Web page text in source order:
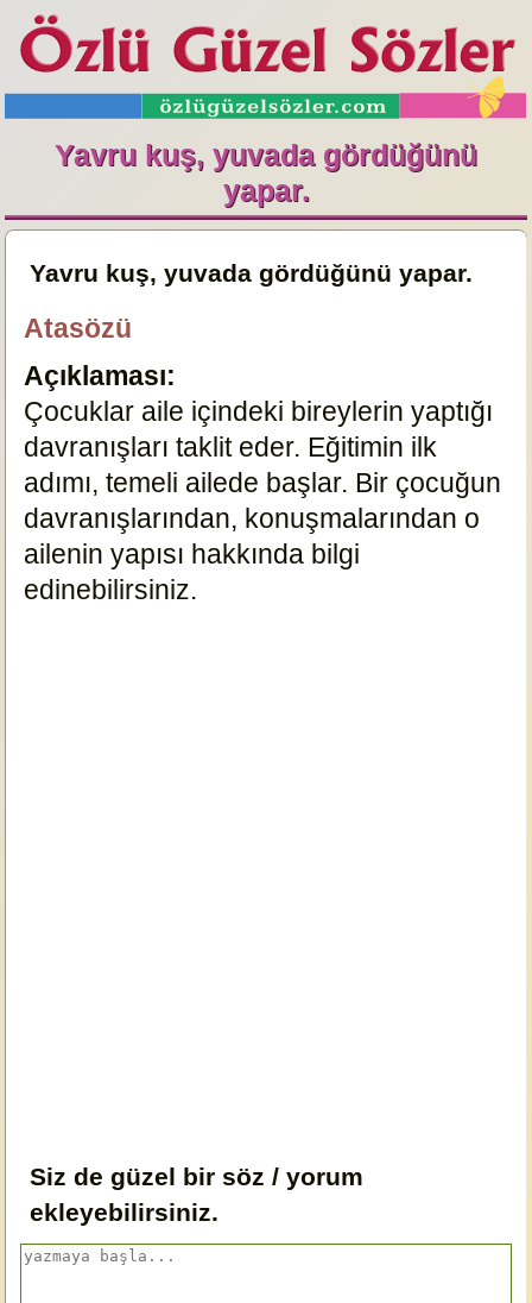
Yavru kuş, yuvada gördüğünü
yapar.
Yavru kuş, yuvada gördüğünü yapar.
Atasözü
Açıklaması:
Çocuklar aile içindeki bireylerin yaptığı
davranışları taklit eder. Eğitimin ilk
adımı, temeli ailede başlar. Bir çocuğun
davranışlarından, konuşmalarından o
ailenin yapısı hakkında bilgi
edinebilirsiniz.
Siz de güzel bir söz / yorum
ekleyebilirsiniz.